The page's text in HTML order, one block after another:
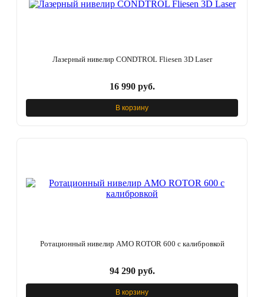
Лазерный нивелир CONDTROL Fliesen 3D Laser
16 990 руб.
В корзину
Ротационный нивелир AMO ROTOR 600 с калибровкой
94 290 руб.
В корзину